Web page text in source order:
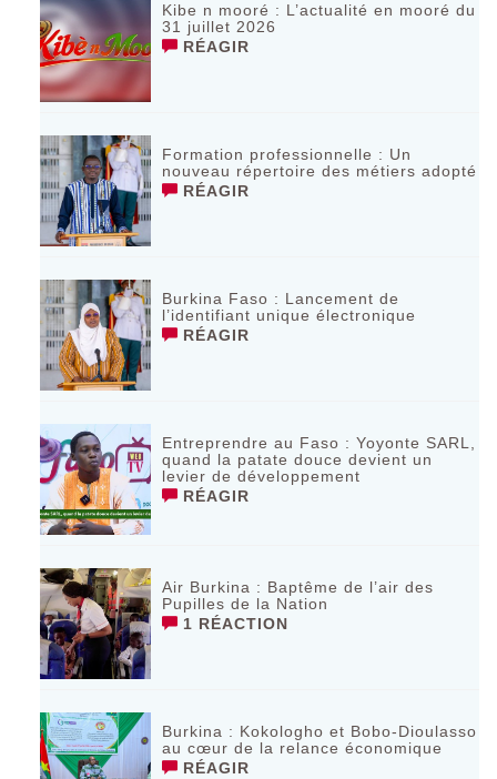
Kibe n mooré : L’actualité en mooré du
31 juillet 2026
RÉAGIR
Formation professionnelle : Un
nouveau répertoire des métiers adopté
RÉAGIR
Burkina Faso : Lancement de
l’identifiant unique électronique
RÉAGIR
Entreprendre au Faso : Yoyonte SARL,
quand la patate douce devient un
levier de développement
RÉAGIR
Air Burkina : Baptême de l’air des
Pupilles de la Nation
1 RÉACTION
Burkina : Kokologho et Bobo-Dioulasso
au cœur de la relance économique
RÉAGIR